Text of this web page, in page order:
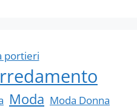
portieri
Moda Moda Donna